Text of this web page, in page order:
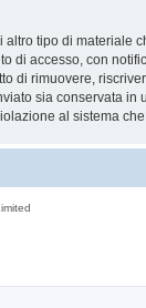
tipo di materiale
di accesso, con
di rimuovere,
sia conservata
al sistema